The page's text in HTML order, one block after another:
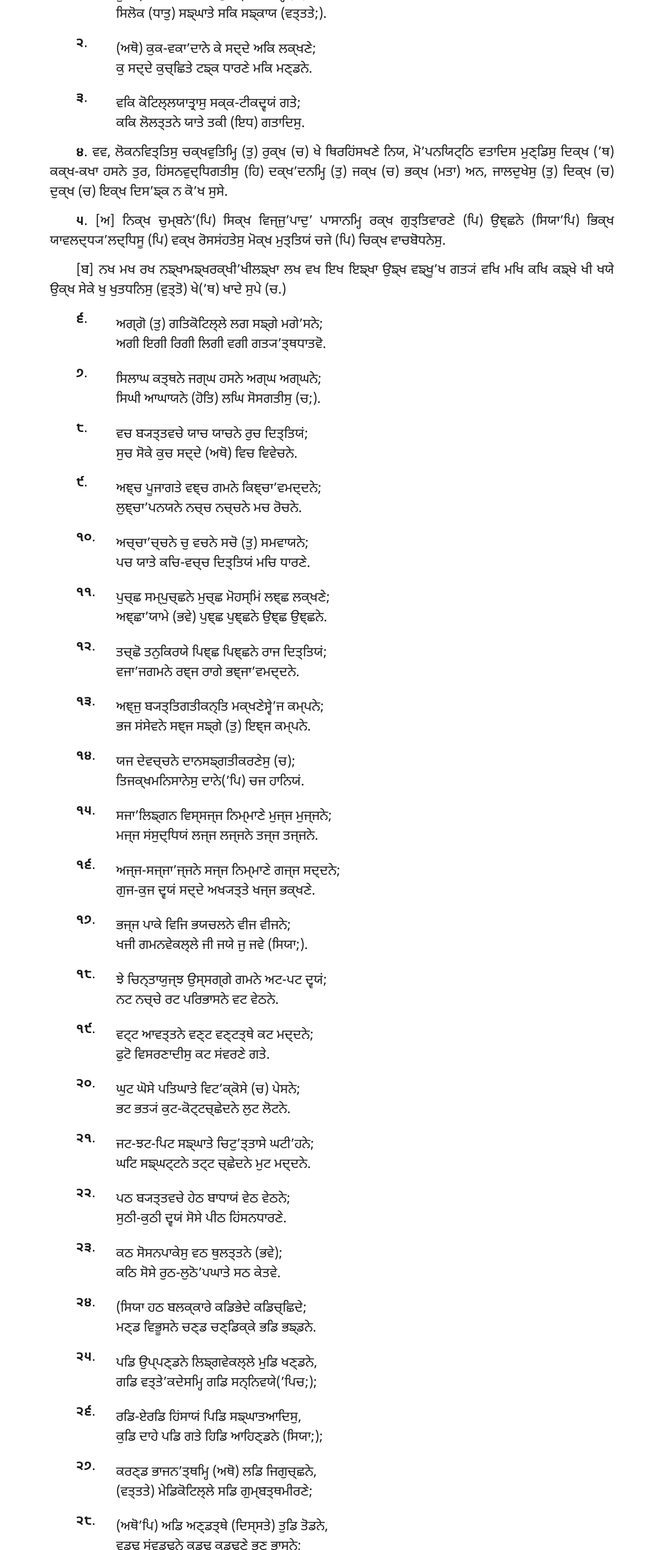
ਸਿਲੋਕ (ਧਾਤੁ) ਸਙ੍ਘਾਤੇ ਸਕਿ ਸਙ੍ਕਾਯ (ਵਤ੍ਤਤੇ;).
੨.
(ਅਥੋ) ਕੁਕ-ਵਕਾ’ਦਾਨੇ ਕੇ ਸਦ੍ਦੇ ਅਕਿ ਲਕ੍ਖਣੇ;
ਕੁ ਸਦ੍ਦੇ ਕੁਚ੍ਛਿਤੇ ਟਙ੍ਕ ਧਾਰਣੇ ਮਕਿ ਮਣ੍ਡਨੇ.
੩.
ਵਕਿ ਕੋਟਿਲ੍ਲਯਾਤ੍ਰਾਸੁ ਸਕ੍ਕ-ਟੀਕਦ੍ਵਯਂ ਗਤੇ;
ਕਕਿ ਲੋਲਤ੍ਤਨੇ ਯਾਤੇ ਤਕੀ (ਇਧ) ਗਤਾਦਿਸੁ.
੪.ਵਵ, ਲੋਕਨਵਿਤ੍ਤਿਸੁ ਚਕ੍ਖਵੁਤਿਮ੍ਹਿ (ਤੁ) ਰੁਕ੍ਖ (ਚ) ਖੇ ਥਿਰਹਿਂਸਖਣੇ ਨਿਯ, ਮੋ’ਪਨਯਿਟ੍ਠਿ ਵਤਾਦਿਸ ਮੁਣ੍ਡਿਸੁ ਦਿਕ੍ਖ (’ਥ)
ਕਕ੍ਖ-ਕਖਾ ਹਸਨੇ ਤੁਰ, ਹਿਂਸਨਵੁਦ੍ਧਿਗਤੀਸੁ (ਹਿ) ਦਕ੍ਖ’ਦਨਮ੍ਹਿ (ਤੁ) ਜਕ੍ਖ (ਚ) ਭਕ੍ਖ (ਮਤਾ) ਅਨ, ਜਾਲਦੁਖੇਸੁ (ਤੁ) ਦਿਕ੍ਖ (ਚ)
ਦੁਕ੍ਖ (ਚ) ਇਕ੍ਖ ਦਿਸ’ਙ੍ਕ ਨ ਕੋ’ਖ ਸੁਸੇ.
੫. [ਅ] ਨਿਕ੍ਖ ਚੁਮ੍ਬਨੇ’(ਪਿ) ਸਿਕ੍ਖ ਵਿਜ੍ਜੁ’ਪਾਦੁ’ ਪਾਸਾਨਮ੍ਹਿ ਰਕ੍ਖ ਗੁਤ੍ਤਿਵਾਰਣੇ (ਪਿ) ਉਞ੍ਛਨੇ (ਸਿਯਾ’ਪਿ) ਭਿਕ੍ਖ
ਯਾਵਲਦ੍ਧ੍ਯ’ਲਦ੍ਧਿਸੂ (ਪਿ) ਵਕ੍ਖ ਰੋਸਸਂਹਤੇਸੁ ਮੋਕ੍ਖ ਮੁਤ੍ਤਿਯਂ ਚਜੇ (ਪਿ) ਚਿਕ੍ਖ ਵਾਚਬੋਧਨੇਸੁ.
[ਬ]ਨਖ ਮਖ ਰਖ ਨਙ੍ਖਾਮਙ੍ਖਰਕ੍ਖੀ’ਖੀਲਙ੍ਖਾ ਲਖ ਵਖ ਇਖ ਇਙ੍ਖਾ ਉਙ੍ਖ ਵਙ੍ਖੂ’ਖ ਗਤ੍ਯਂ ਵਖਿ ਮਖਿ ਕਖਿ ਕਙ੍ਖੇ ਖੀ ਖਯੇ
ਉਕ੍ਖ ਸੇਕੇ ਖੁ ਖੁਤਧਨਿਸੁ (ਵੁਤ੍ਤੋ) ਖੇ(’ਥ) ਖਾਦੇ ਸੁਪੇ (ਚ.)
੬.
ਅਗ੍ਗੋ (ਤੁ) ਗਤਿਕੋਟਿਲ੍ਲੇ ਲਗ ਸਙ੍ਗੇ ਮਗੇ’ਸਨੇ;
ਅਗੀ ਇਗੀ ਰਿਗੀ ਲਿਗੀ ਵਗੀ ਗਤ੍ਯ’ਤ੍ਥਧਾਤਵੋ.
੭.
ਸਿਲਾਘ ਕਤ੍ਥਨੇ ਜਗ੍ਘ ਹਸਨੇ ਅਗ੍ਘ ਅਗ੍ਘਨੇ;
ਸਿਘੀ ਆਘਾਯਨੇ (ਹੋਤਿ) ਲਘਿ ਸੋਸਗਤੀਸੁ (ਚ;).
੮.
ਵਚ ਬ੍ਯਤ੍ਤਵਚੇ ਯਾਚ ਯਾਚਨੇ ਰੁਚ ਦਿਤ੍ਤਿਯਂ;
ਸੁਚ ਸੋਕੇ ਕੁਚ ਸਦ੍ਦੇ (ਅਥੋ) ਵਿਚ ਵਿਵੇਚਨੇ.
੯.
ਅਞ੍ਚ ਪੂਜਾਗਤੇ ਵਞ੍ਚ ਗਮਨੇ ਕਿਞ੍ਚਾ’ਵਮਦ੍ਦਨੇ;
ਲੁਞ੍ਚਾ’ਪਨਯਨੇ ਨਚ੍ਚ ਨਚ੍ਚਨੇ ਮਚ ਰੋਚਨੇ.
੧੦.
ਅਚ੍ਚਾ’ਚ੍ਚਨੇ ਚੁ ਵਚਨੇ ਸਚੋ (ਤੁ) ਸਮਵਾਯਨੇ;
ਪਚ ਯਾਤੇ ਕਚਿ-ਵਚ੍ਚ ਦਿਤ੍ਤਿਯਂ ਮਚਿ ਧਾਰਣੇ.
੧੧.
ਪੁਚ੍ਛ ਸਮ੍ਪੁਚ੍ਛਨੇ ਮੁਚ੍ਛ ਮੋਹਸ੍ਮਿਂ ਲਞ੍ਛ ਲਕ੍ਖਣੇ;
ਅਞ੍ਛਾ’ਯਾਮੇ (ਭਵੇ) ਪੁਞ੍ਛ ਪੁਞ੍ਛਨੇ ਉਞ੍ਛ ਉਞ੍ਛਨੇ.
੧੨.
ਤਚ੍ਛੋ ਤਨੁਕਿਰਯੇ ਪਿਞ੍ਛ ਪਿਞ੍ਛਨੇ ਰਾਜ ਦਿਤ੍ਤਿਯਂ;
ਵਜਾ’ਜਗਮਨੇ ਰਞ੍ਜ ਰਾਗੇ ਭਞ੍ਜਾ’ਵਮਦ੍ਦਨੇ.
੧੩.
ਅਞ੍ਜੁ ਬ੍ਯਤ੍ਤਿਗਤੀਕਨ੍ਤਿ ਮਕ੍ਖਣੇਸ੍ਵੇ’ਜ ਕਮ੍ਪਨੇ;
ਭਜ ਸਂਸੇਵਨੇ ਸਞ੍ਜ ਸਙ੍ਗੇ (ਤੁ) ਇਞ੍ਜ ਕਮ੍ਪਨੇ.
੧੪.
ਯਜ ਦੇਵਚ੍ਚਨੇ ਦਾਨਸਙ੍ਗਤੀਕਰਣੇਸੁ (ਚ);
ਤਿਜਕ੍ਖਮਨਿਸਾਨੇਸੁ ਦਾਨੇ(’ਪਿ) ਚਜ ਹਾਨਿਯਂ.
੧੫.
ਸਜਾ’ਲਿਙ੍ਗਨ ਵਿਸ੍ਸਜ੍ਜ ਨਿਮ੍ਮਾਣੇ ਮੁਜ੍ਜ ਮੁਜ੍ਜਨੇ;
ਮਜ੍ਜ ਸਂਸੁਦ੍ਧਿਯਂ ਲਜ੍ਜ ਲਜ੍ਜਨੇ ਤਜ੍ਜ ਤਜ੍ਜਨੇ.
੧੬.
ਅਜ੍ਜ-ਸਜ੍ਜਾ’ਜ੍ਜਨੇ ਸਜ੍ਜ ਨਿਮ੍ਮਾਣੇ ਗਜ੍ਜ ਸਦ੍ਦਨੇ;
ਗੁਜ-ਕੁਜ ਦ੍ਵਯਂ ਸਦ੍ਦੇ ਅਖ੍ਯਤ੍ਤੇ ਖਜ੍ਜ ਭਕ੍ਖਣੇ.
੧੭.
ਭਜ੍ਜ ਪਾਕੇ ਵਿਜਿ ਭਯਚਲਨੇ ਵੀਜ ਵੀਜਨੇ;
ਖਜੀ ਗਮਨਵੇਕਲ੍ਲੇ ਜੀ ਜਯੇ ਜੁ ਜਵੇ (ਸਿਯਾ;).
੧੮.
ਝੇ ਚਿਨ੍ਤਾਯੁਜ੍ਝ ਉਸ੍ਸਗ੍ਗੇ ਗਮਨੇ ਅਟ-ਪਟ ਦ੍ਵਯਂ;
ਨਟ ਨਚ੍ਚੇ ਰਟ ਪਰਿਭਾਸਨੇ ਵਟ ਵੇਠਨੇ.
੧੯.
ਵਟ੍ਟ ਆਵਤ੍ਤਨੇ ਵਣ੍ਟ ਵਣ੍ਟਤ੍ਥੇ ਕਟ ਮਦ੍ਦਨੇ;
ਫੁਟੋ ਵਿਸਰਣਾਦੀਸੁ ਕਟ ਸਂਵਰਣੇ ਗਤੇ.
੨੦.
ਘੁਟ ਘੋਸੇ ਪਤਿਘਾਤੇ ਵਿਟ’ਕ੍ਕੋਸੇ (ਚ) ਪੇਸਨੇ;
ਭਟ ਭਤ੍ਯਂ ਕੁਟ-ਕੋਟ੍ਟਚ੍ਛੇਦਨੇ ਲੁਟ ਲੋਟਨੇ.
੨੧.
ਜਟ-ਝਟ-ਪਿਟ ਸਙ੍ਘਾਤੇ ਚਿਟੁ’ਤ੍ਤਾਸੇ ਘਟੀ’ਹਨੇ;
ਘਟਿ ਸਙ੍ਘਟ੍ਟਨੇ ਤਟ੍ਟ ਚ੍ਛੇਦਨੇ ਮੁਟ ਮਦ੍ਦਨੇ.
੨੨.
ਪਠ ਬ੍ਯਤ੍ਤਵਚੇ ਹੇਠ ਬਾਧਾਯਂ ਵੇਠ ਵੇਠਨੇ;
ਸੁਠੀ-ਕੁਠੀ ਦ੍ਵਯਂ ਸੋਸੇ ਪੀਠ ਹਿਂਸਨਧਾਰਣੇ.
੨੩.
ਕਠ ਸੋਸਨਪਾਕੇਸੁ ਵਠ ਥੁਲਤ੍ਤਨੇ (ਭਵੇ);
ਕਠਿ ਸੋਸੇ ਰੁਠ-ਲੁਠੋ’ਪਘਾਤੇ ਸਠ ਕੇਤਵੇ.
੨੪.
(ਸਿਯਾ ਹਠ ਬਲਕ੍ਕਾਰੇ ਕਡਿਭੇਦੇ ਕਡਿਚ੍ਛਿਦੇ;
ਮਣ੍ਡ ਵਿਭੂਸਨੇ ਚਣ੍ਡ ਚਣ੍ਡਿਕ੍ਕੇ ਭਡਿ ਭਙ੍ਡਨੇ.
੨੫.
ਪਡਿ ਉਪ੍ਪਣ੍ਡਨੇ ਲਿਙ੍ਗਵੇਕਲ੍ਲੇ ਮੁਡਿ ਖਣ੍ਡਨੇ,
ਗਡਿ ਵਤ੍ਤੇ’ਕਦੇਸਮ੍ਹਿ ਗਡਿ ਸਨ੍ਨਿਵਯੇ(’ਪਿਚ;);
੨੬.
ਰਡਿ-ਏਰਡਿ ਹਿਂਸਾਯਂ ਪਿਡਿ ਸਙ੍ਘਾਤਆਦਿਸੁ,
ਕੁਡਿ ਦਾਹੇ ਪਡਿ ਗਤੇ ਹਿਡਿ ਆਹਿਣ੍ਡਨੇ (ਸਿਯਾ;);
੨੭.
ਕਰਣ੍ਡ ਭਾਜਨ’ਤ੍ਥਮ੍ਹਿ (ਅਥੋ) ਲਡਿ ਜਿਗੁਚ੍ਛਨੇ,
(ਵਤ੍ਤਤੇ) ਮੇਡਿਕੋਟਿਲ੍ਲੇ ਸਡਿ ਗੁਮ੍ਬਤ੍ਥਮੀਰਣੇ;
੨੮.
(ਅਥੋ’ਪਿ) ਅਡਿ ਅਣ੍ਡਤ੍ਥੇ (ਦਿਸ੍ਸਤੇ) ਤੁਡਿ ਤੋਡਨੇ,